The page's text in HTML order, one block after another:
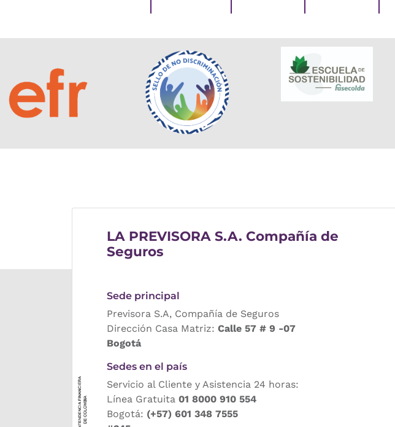
LA PREVISORA S.A. Compañía de
Seguros
Sede principal
Previsora S.A, Compañía de Seguros
Dirección Casa Matriz: Calle 57 # 9 -07
Bogotá
Sedes en el país
Servicio al Cliente y Asistencia 24 horas:
Línea Gratuita 01 8000 910 554
Bogotá: (+57) 601 348 7555